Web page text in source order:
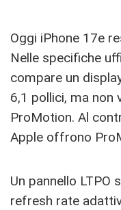
Oggi iPhone 17e
Nelle specifiche
compare un
6,1 pollici, ma non
ProMotion. Al
Apple offrono
Un pannello LTPO
refresh rate